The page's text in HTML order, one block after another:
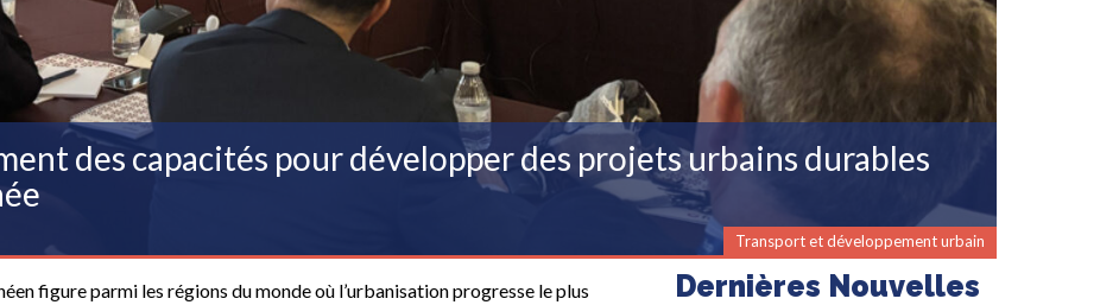
des capacités pour développer des projets urbains durables
Transport et développement urbain
figure parmi les régions du monde où l’urbanisation progresse le plus
Dernières Nouvelles